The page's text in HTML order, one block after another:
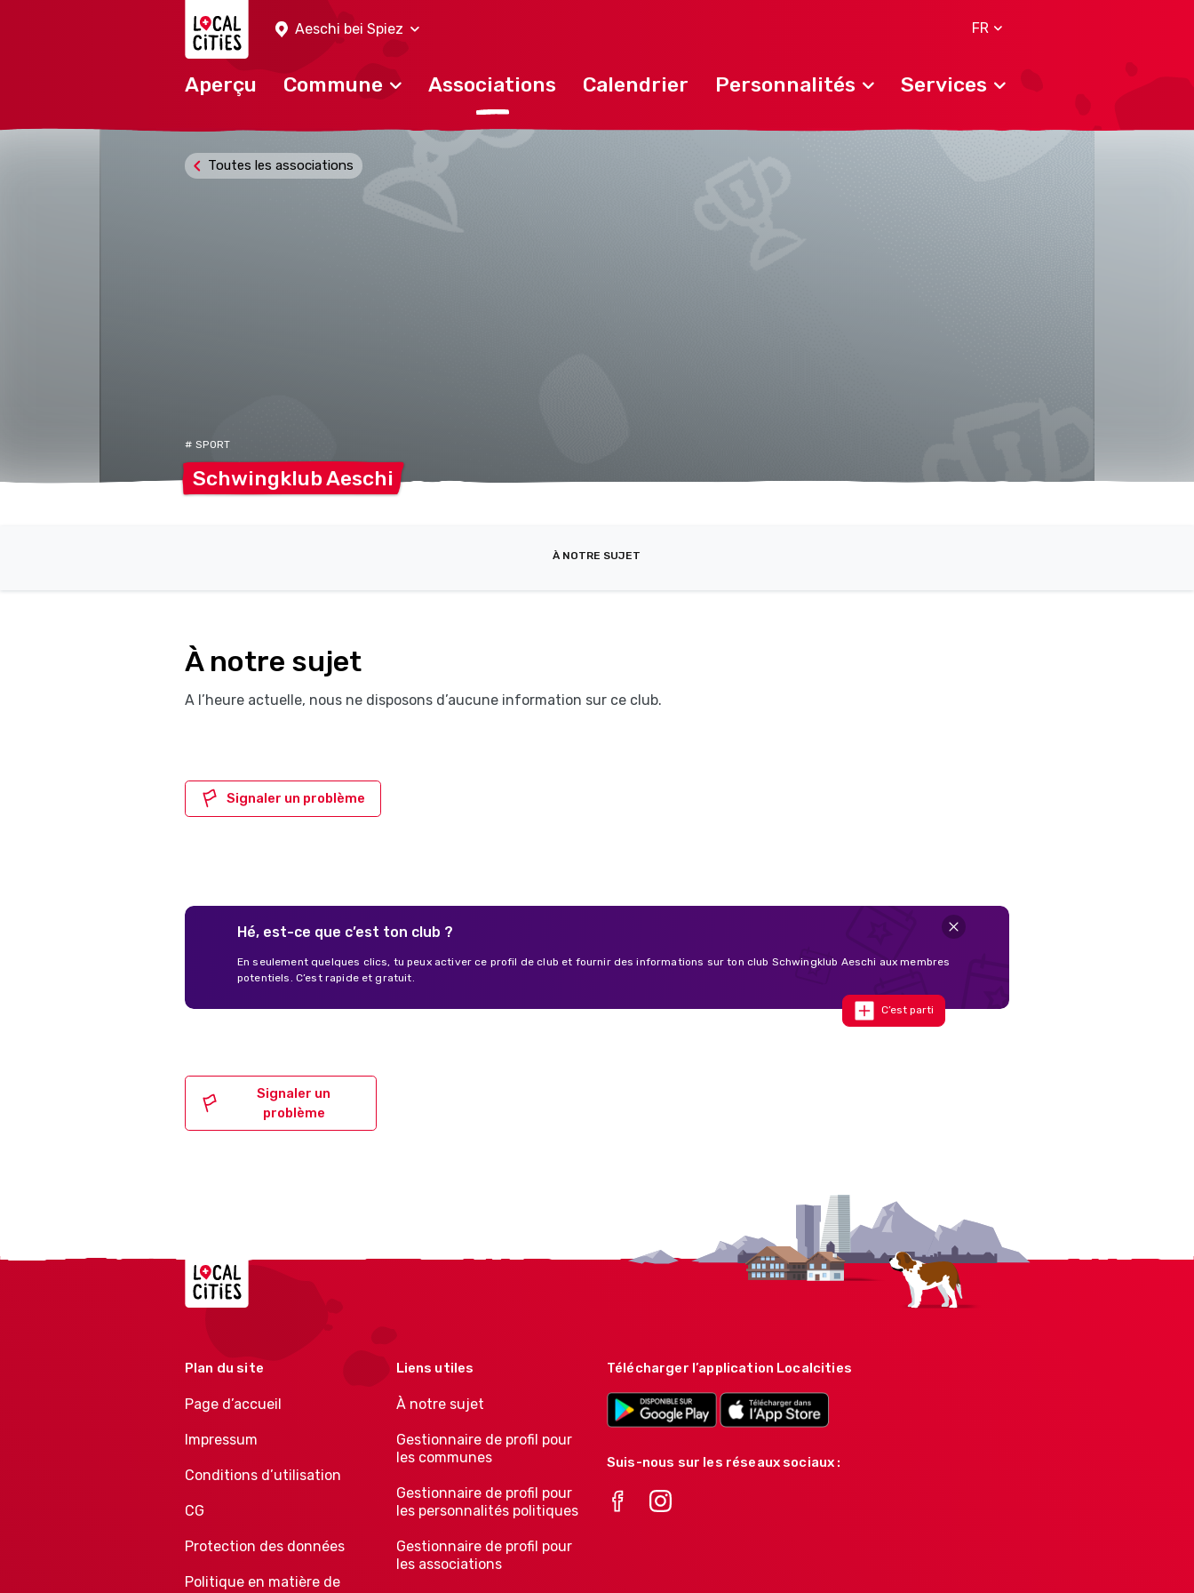
Aeschi bei Spiez
FR
Aperçu Commune Associations Calendrier Personnalités Services
# SPORT
SchwingklubAeschi
Toutes les associations
À NOTRE SUJET
À notre sujet
A l’heure actuelle, nous ne disposons d’aucune information sur ce club.
Signaler un problème
Hé, est-ce que c’est ton club ?
En seulement quelques clics, tu peux activer ce profil de club et fournir des informations sur ton club Schwingklub Aeschi aux membres
potentiels. C’est rapide et gratuit.
C’est parti
Signaler un
problème
Localcities
Plan du site
Page d’accueil
Impressum
Conditions d’utilisation
CG
Protection des données
Politique en matière de
Liens utiles
À notre sujet
Gestionnaire de profil pour
les communes
Gestionnaire de profil pour
les personnalités politiques
Gestionnaire de profil pour
les associations
Télécharger l’application Localcities
Suis-nous sur les réseaux sociaux :